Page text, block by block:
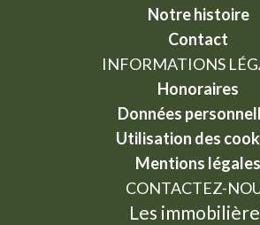
Notre histoire
Contact
INFORMATIONS
Honoraires
Données
Utilisation des
Mentions légales
CONTACTEZ-
Les